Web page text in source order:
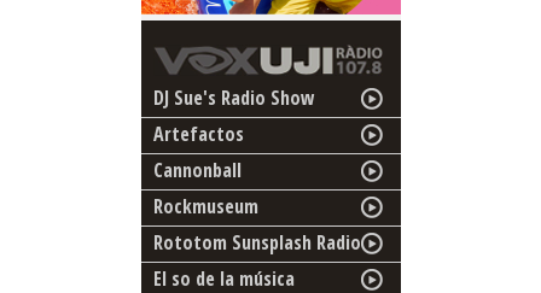
DJ Sue's Radio Show
Artefactos
Cannonball
Rockmuseum
Rototom Sunsplash Radio
El so de la música